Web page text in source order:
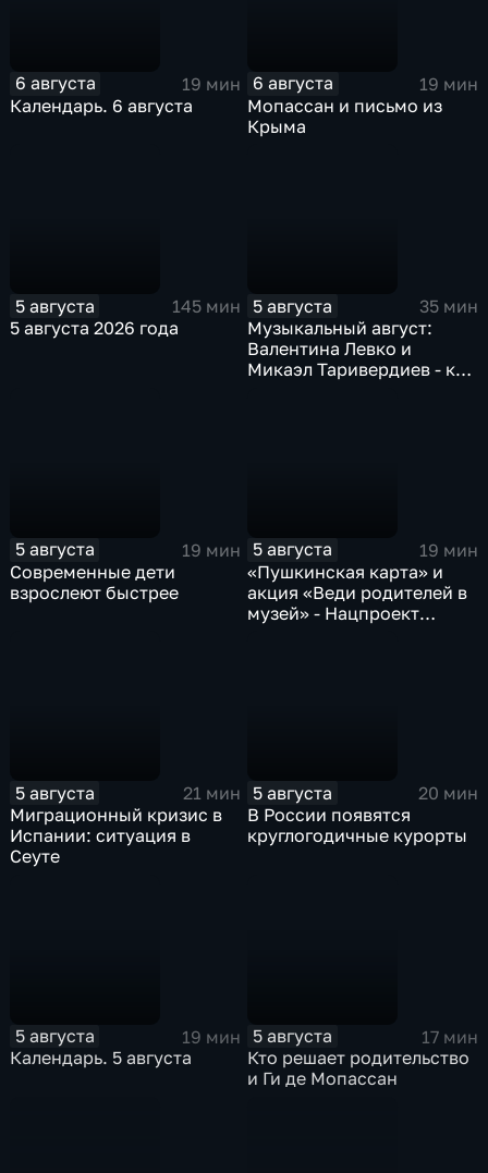
6 августа
19 мин
Календарь. 6 августа
6 августа
19 мин
Мопассан и письмо из
Крыма
5 августа
145 мин
5 августа 2026 года
5 августа
35 мин
Музыкальный август:
Валентина Левко и
Микаэл Таривердиев - как
5 августа
19 мин
Современные дети
взрослеют быстрее
5 августа
19 мин
«Пушкинская карта» и
акция «Веди родителей в
музей» - Нацпроект
5 августа
21 мин
Миграционный кризис в
Испании: ситуация в
Сеуте
5 августа
20 мин
В России появятся
круглогодичные курорты
5 августа
19 мин
Календарь. 5 августа
5 августа
17 мин
Кто решает родительство
и Ги де Мопассан